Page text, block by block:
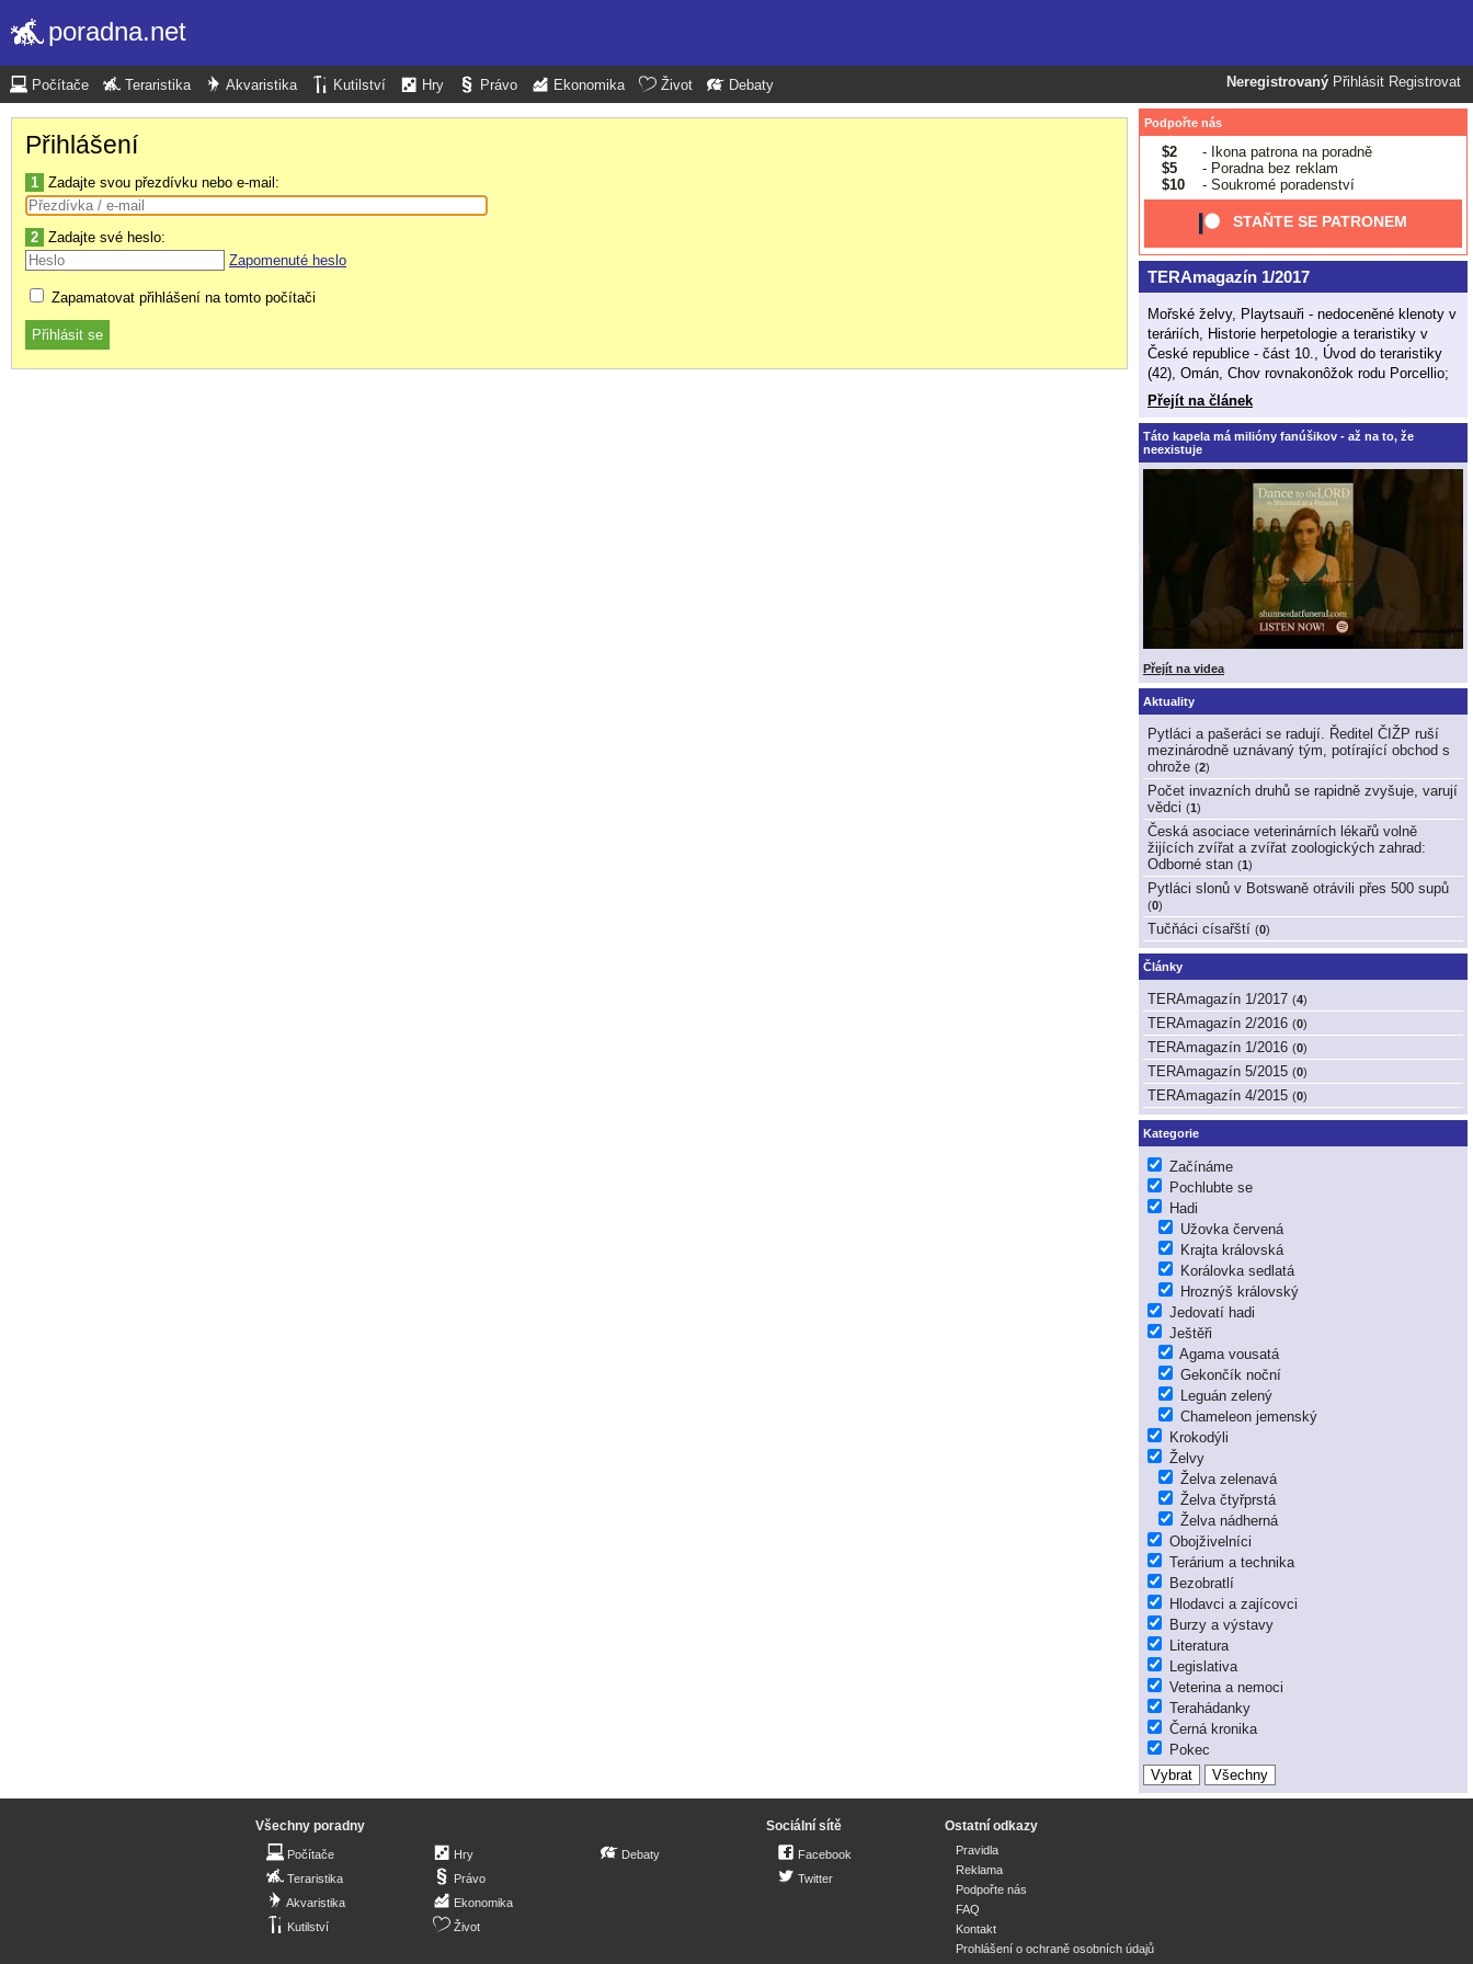
poradna.net
Neregistrovaný Přihlásit Registrovat
Počítače Teraristika Akvaristika Kutilství Hry Právo Ekonomika Život Debaty
Přihlášení
1 Zadajte svou přezdívku nebo e-mail:
2 Zadajte své heslo:
Zapomenuté heslo
Zapamatovat přihlášení na tomto počítači
Podpořte nás
$2
- Ikona patrona na poradně
$5
- Poradna bez reklam
$10
- Soukromé poradenství
STAŇTE SE PATRONEM
TERAmagazín 1/2017
Mořské želvy, Playtsauři - nedoceněné klenoty v
teráriích, Historie herpetologie a teraristiky v
České republice - část 10., Úvod do teraristiky
(42), Omán, Chov rovnakonôžok rodu Porcellio;
Přejít na článek
Táto kapela má milióny fanúšikov - až na to, že
neexistuje
Přejít na videa
Aktuality
Pytláci a pašeráci se radují. Ředitel ČIŽP ruší
mezinárodně uznávaný tým, potírající obchod s
ohrože (2)
Počet invazních druhů se rapidně zvyšuje, varují
vědci (1)
Česká asociace veterinárních lékařů volně
žijících zvířat a zvířat zoologických zahrad:
Odborné stan (1)
Pytláci slonů v Botswaně otrávili přes 500 supů
(0)
Tučňáci císařští (0)
Články
TERAmagazín 1/2017 (4)
TERAmagazín 2/2016 (0)
TERAmagazín 1/2016 (0)
TERAmagazín 5/2015 (0)
TERAmagazín 4/2015 (0)
Kategorie
Začínáme
Pochlubte se
Hadi
Užovka červená
Krajta královská
Korálovka sedlatá
Hroznýš královský
Jedovatí hadi
Ještěři
Agama vousatá
Gekončík noční
Leguán zelený
Chameleon jemenský
Krokodýli
Želvy
Želva zelenavá
Želva čtyřprstá
Želva nádherná
Obojživelníci
Terárium a technika
Bezobratlí
Hlodavci a zajícovci
Burzy a výstavy
Literatura
Legislativa
Veterina a nemoci
Terahádanky
Černá kronika
Pokec
Všechny poradny
Počítače
Teraristika
Akvaristika
Kutilství
Hry
Právo
Ekonomika
Život
Debaty
Sociální sítě
Facebook
Twitter
Ostatní odkazy
Pravidla
Reklama
Podpořte nás
FAQ
Kontakt
Prohlášení o ochraně osobních údajů